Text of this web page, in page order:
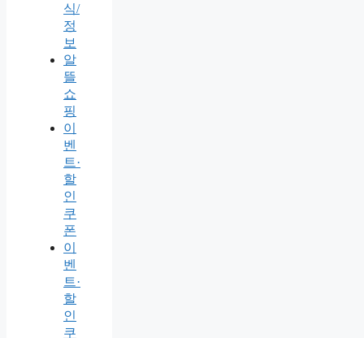
식/
정
보
알
뜰
쇼
핑
이
벤
트·
할
인
쿠
폰
이
벤
트·
할
인
쿠